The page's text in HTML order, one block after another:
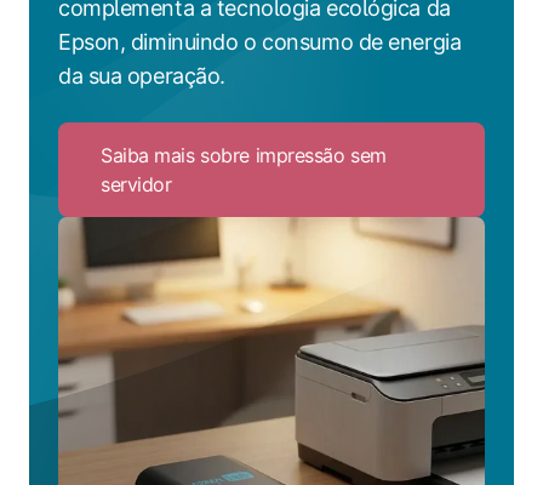
complementa a tecnologia ecológica da
Epson, diminuindo o consumo de energia
da sua operação.
Saiba mais sobre impressão sem
servidorClick
to
Saiba
mais
sobre
impressão